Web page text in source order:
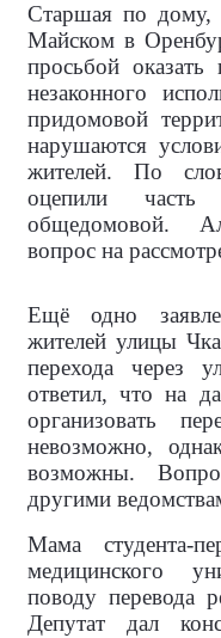
Старшая по дому,
Майском в
просьбой
незаконного
придомовой
нарушаются
жителей. По
оцепили часть
общедомовой.
вопрос на
Ещё одно
жителей улицы
перехода через
ответил, что на
организовать
невозможно,
возможны.
другими
Мама студента-
медицинского
поводу перевода
Депутат дал